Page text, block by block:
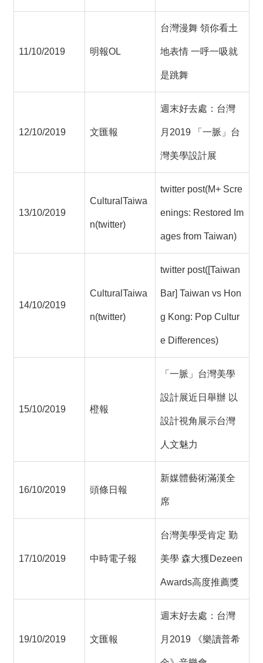
11/10/2019 明報OL
台灣漫舞 領你看土
地表情 一呼一吸就
是跳舞
12/10/2019 文匯報
週末好去處：台灣
月2019 「一脈」台
灣美學設計展
13/10/2019
CulturalTaiwa
n(twitter)
twitter post(M+ Scre
enings: Restored Im
ages from Taiwan)
14/10/2019
CulturalTaiwa
n(twitter)
twitter post([Taiwan
Bar] Taiwan vs Hon
g Kong: Pop Cultur
e Differences)
15/10/2019 橙報
「一脈」台灣美學
設計展近日舉辦 以
設計視角展示台灣
人文魅力
16/10/2019 頭條日報
新媒體藝術滿漢全
席
17/10/2019 中時電子報
台灣美學受肯定 勤
美學 森大獲Dezeen
Awards高度推薦獎
19/10/2019 文匯報
週末好去處：台灣
月2019 《樂讀普希